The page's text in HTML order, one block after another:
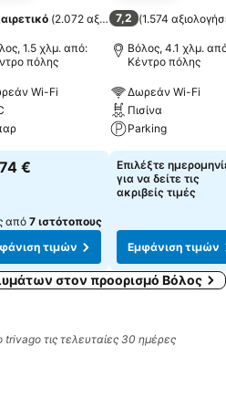
) (2.072 αξιολογήσεις)
1.5 χλμ. από:
πόλης
Wi-Fi
74 €
από 7 ιστότοπους
τιμών
7,2 (1.574
Βόλος, 4.1 χλμ.
Κέντρο πόλης
Δωρεάν Wi-Fi
Πισίνα
Parking
Επιλέξτε
για να δείτε τις
ακριβείς τιμές
Εμφάνιση τιμών
στον προορισμό Βόλος
τις τελευταίες 30 ημέρες